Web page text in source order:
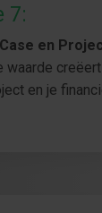
7:
en
waarde
en je